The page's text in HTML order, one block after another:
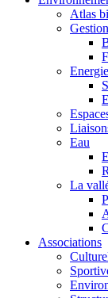
Atlas
Eau
La
Associations